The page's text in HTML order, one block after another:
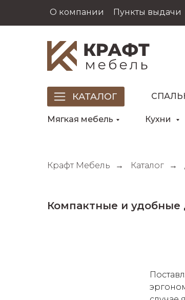
О компании Пункты выдачи
Кухни
Мягкая мебель
Крафт Мебель → Каталог →
Компактные и удобные